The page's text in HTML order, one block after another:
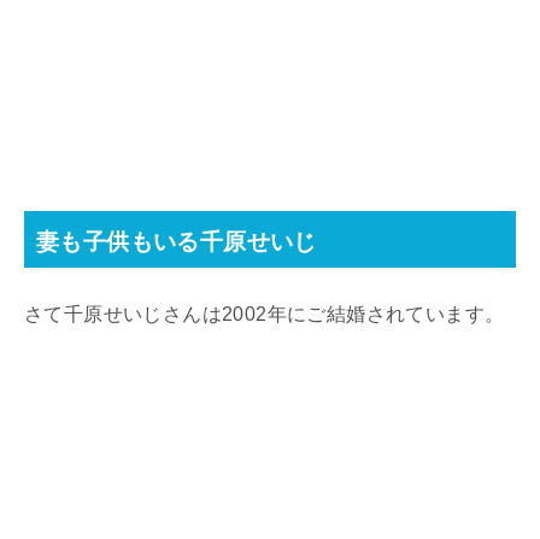
妻も子供もいる千原せいじ
さて千原せいじさんは2002年にご結婚されています。